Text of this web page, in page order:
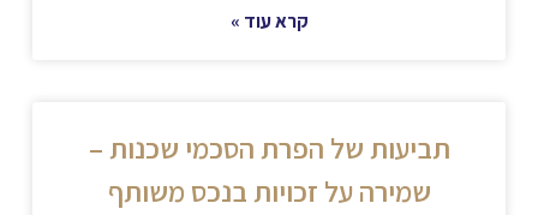
קרא עוד »
תביעות של הפרת הסכמי שכנות –
שמירה על זכויות בנכס משותף